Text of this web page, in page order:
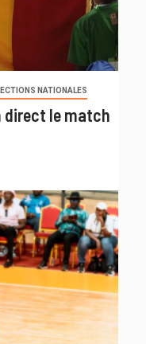
NATIONALES
direct le match